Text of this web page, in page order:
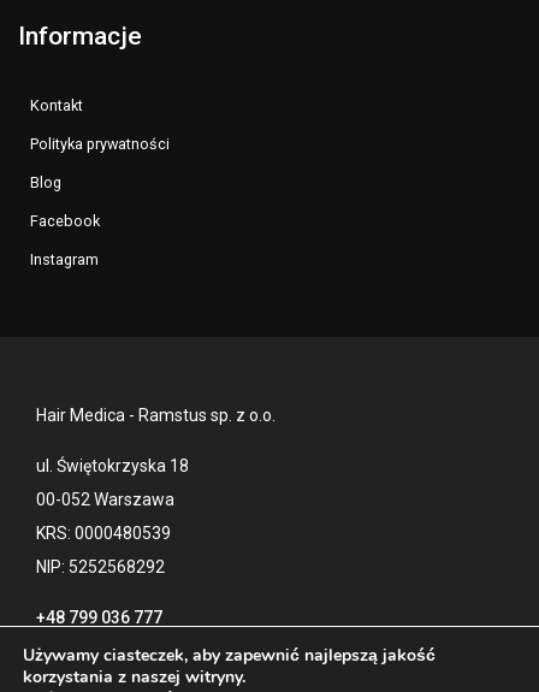
Informacje
Kontakt
Polityka prywatności
Blog
Facebook
Instagram
Hair Medica - Ramstus sp. z o.o.
ul. Świętokrzyska 18
00-052 Warszawa
KRS: 0000480539
NIP: 5252568292
+48 799 036 777
Używamy ciasteczek, aby zapewnić najlepszą jakość
korzystania z naszej witryny.